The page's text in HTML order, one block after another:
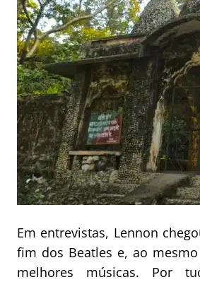
Em entrevistas, Lennon
fim dos Beatles e, ao
melhores músicas. Por